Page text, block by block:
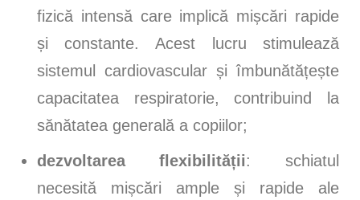
fizică intensă care implică mișcări rapide
și constante. Acest lucru stimulează
sistemul cardiovascular și îmbunătățește
capacitatea respiratorie, contribuind la
sănătatea generală a copiilor;
dezvoltarea flexibilității: schiatul
necesită mișcări ample și rapide ale